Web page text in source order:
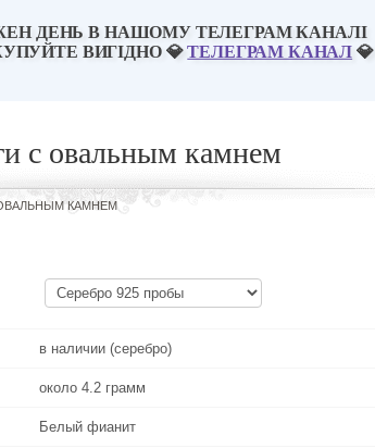
ДЕНЬ В НАШОМУ ТЕЛЕГРАМ КАНАЛІ
ВИГІДНО 💎ТЕЛЕГРАМ КАНАЛ 💎
с овальным камнем
КАМНЕМ
в наличии (серебро)
около 4.2 грамм
Белый фианит